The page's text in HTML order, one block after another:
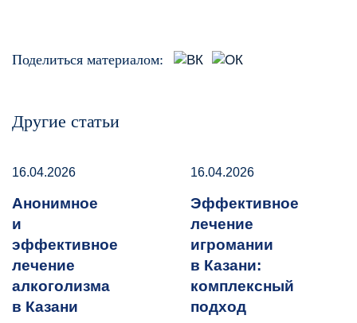
Поделиться материалом:
Другие статьи
16.04.2026
Анонимное
и
эффективное
лечение
алкоголизма
в Казани
16.04.2026
Эффективное
лечение
игромании
в Казани:
комплексный
подход